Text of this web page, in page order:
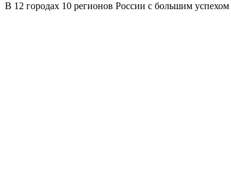
В 12 городах 10 регионов России с большим